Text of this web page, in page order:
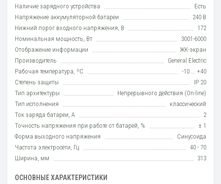
Наличие зарядного устройства
Есть
Напряжение аккумуляторной батареи
240 В
Нижний порог входного напряжения, В
172
Номинальная мощность, Вт
3001-6000
Отображение информации
ЖК-экран
Производитель
General Electric
Рабочая температура, ºC
-10 ... +40
Степень защиты
IP 20
Тип архитектуры
Непрерывного действия (On-line)
Тип исполнения
класcический
Ток заряда батареи, А
2
Точность напряжения при работе от батарей, %
± 1
Форма выходного напряжения
Синусоида
Частота электросети, Гц
40 - 70
Ширина, мм
313
ОСНОВНЫЕ ХАРАКТЕРИСТИКИ